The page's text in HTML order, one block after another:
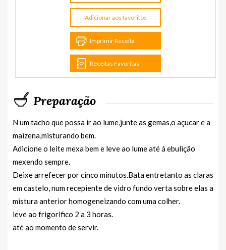
Adicionar aos favoritos
Imprimir Receita
Receitas Favoritas
Preparação
N um tacho que possa ir ao lume,junte as gemas,o açucar e a
maizena,misturando bem.
Adicione o leite mexa bem e leve ao lume até á ebulição
mexendo sempre.
Deixe arrefecer por cinco minutos.Bata entretanto as claras
em castelo, num recepiente de vidro fundo verta sobre elas a
mistura anterior homogeneizando com uma colher.
leve ao frigorifico 2 a 3 horas.
até ao momento de servir.